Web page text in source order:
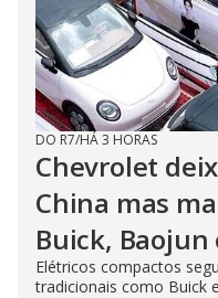
DO R7/HÁ 3 HORAS
Chevrolet
China mas
Buick,
Elétricos compactos
tradicionais como Buick